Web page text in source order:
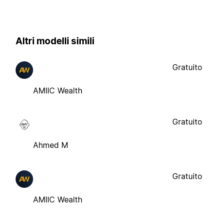
Altri modelli simili
AMIIC Wealth
Gratuito
Ahmed M
Gratuito
AMIIC Wealth
Gratuito